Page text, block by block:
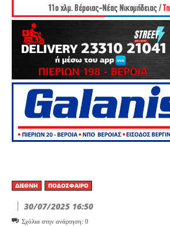
ΔΙΕΘΝΉ ΠΟΔΌΣΦΑΙΡΟ
30/07/2025 16:50
Σχόλια στην ανάρτηση: 0